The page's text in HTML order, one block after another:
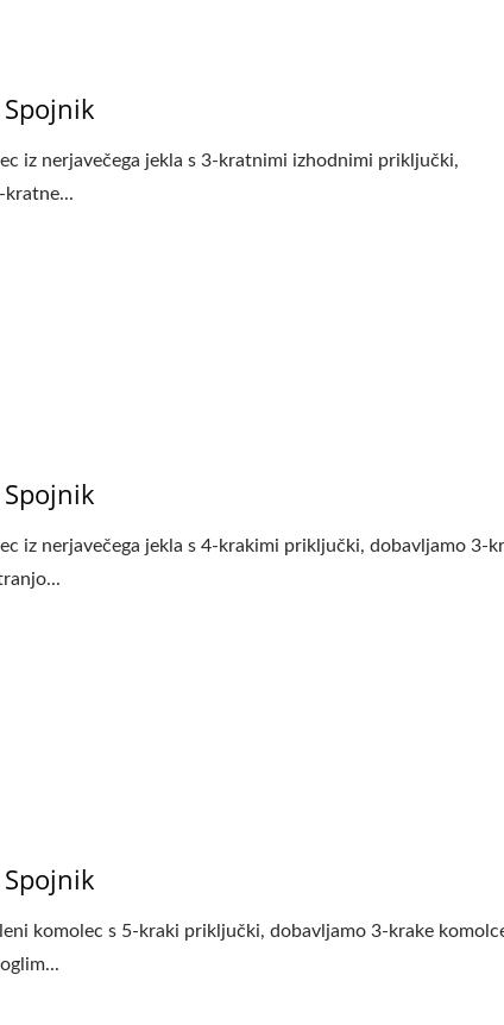
iz nerjavečega jekla s 3-kratnimi izhodnimi priključki,
kratne...
iz nerjavečega jekla s 4-krakimi priključki, dobavljamo 3-
komolec s 5-kraki priključki, dobavljamo 3-krake